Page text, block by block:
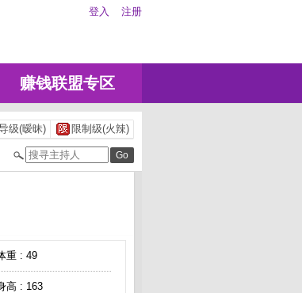
登入 注册
赚钱联盟专区
级(暧昧) 限制级(火辣)
重 : 49
高 : 163